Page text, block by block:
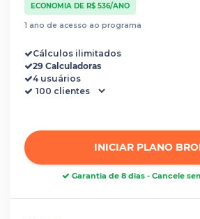
ECONOMIA DE R$ 536/ANO
1 ano de acesso ao programa
Cálculos ilimitados
29 Calculadoras
4 usuários
INICIAR PLANO
Garantia de 8 dias - Cancele